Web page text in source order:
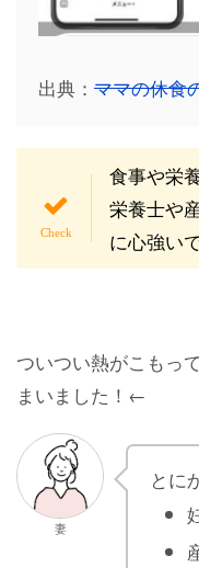
出典： ママの休食
食事や栄
栄養士や
に心強い
ついつい熱がこもっ
まいました！←
妻
とに